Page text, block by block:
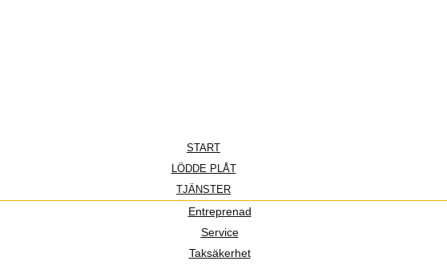
START
LÖDDE PLÅT
TJÄNSTER
Entreprenad
Service
Taksäkerhet